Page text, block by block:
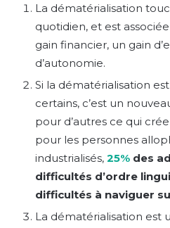
La dématérialisation
quotidien, et est
gain financier, un gain
d’autonomie.
Si la dématérialisation
certains, c’est un
pour d’autres ce qui
pour les personnes
industrialisés, 25% des
difficultés d’ordre
difficultés à naviguer
La dématérialisation est